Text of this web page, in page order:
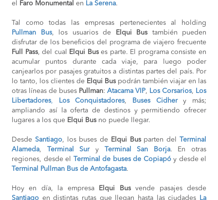
el
Faro Monumental en La Serena.
Tal como todas las empresas pertenecientes al holding
Pullman Bus, los usuarios de Elqui Bus también pueden
disfrutar de los beneficios del programa de viajero frecuente
Full Pass, del cual Elqui Buses parte. El programa consiste en
acumular puntos durante cada viaje, para luego poder
canjearlos por pasajes gratuitos a distintas partes del país. Por
lo tanto, los clientes de Elqui Bus podrán también viajar en las
otras líneas de buses Pullman: Atacama VIP, Los Corsarios, Los
Libertadores, Los Conquistadores, Buses Cidhery más;
ampliando así la oferta de destinos y permitiendo ofrecer
lugares a los que Elqui Bus no puede llegar.
Desde Santiago, los buses de Elqui Busparten del
Terminal
Alameda, Terminal Sur y Terminal San Borja. En otras
regiones, desde el
Terminal de buses de Copiapóy desde el
Terminal Pullman Bus de Antofagasta.
Hoy en día, la empresa Elqui Busvende pasajes desde
Santiago en distintas rutas que llegan hasta las ciudades
La